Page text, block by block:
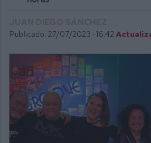
Publicado: 27/07/2023 · 16:42